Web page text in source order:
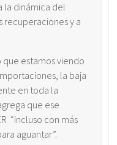
la dinámica del
recuperaciones y a
estamos viendo
la baja
en toda la
que ese
“incluso con más
aguantar”.